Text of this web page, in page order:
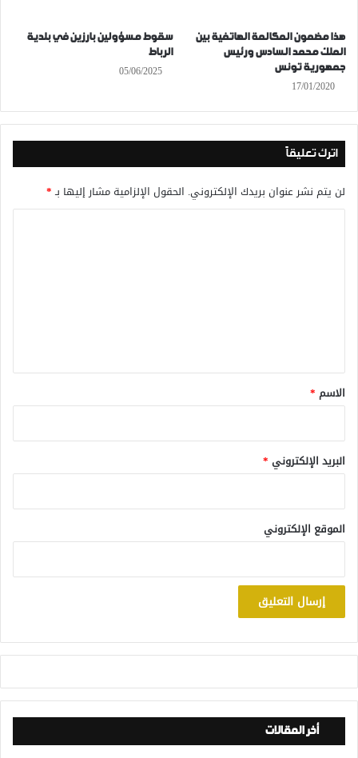
هذا مضمون المكالمة الهاتفية بين
الملك محمد السادس ورئيس
جمهورية تونس
17/01/2020
سقوط مسؤولين بارزين في بلدية
الرباط
05/06/2025
اترك تعليقاً
لن يتم نشر عنوان بريدك الإلكتروني. الحقول الإلزامية مشار إليها بـ*
*
الاسم *
البريد الإلكتروني *
الموقع الإلكتروني
أخر المقالات